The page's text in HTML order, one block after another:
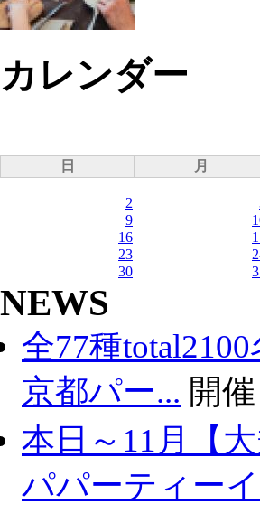
カレンダー
日 月
2
9
16
23
30
NEWS
全77種
京都パー... 開
本日～11月【
パパーティー